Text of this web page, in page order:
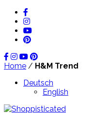
Home / H&M Trend
Deutsch
English